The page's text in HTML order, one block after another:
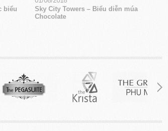
biểu
Sky City Towers – Biểu diễn múa
Chocolate